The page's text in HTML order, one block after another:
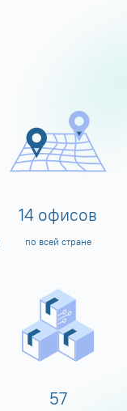
14 офисов
по всей стране
60